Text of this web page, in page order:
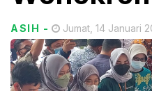
ASIH - Jumat, 14 Januari